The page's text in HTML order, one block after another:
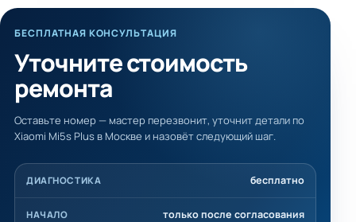
БЕСПЛАТНАЯ КОНСУЛЬТАЦИЯ
Уточните стоимость
ремонта
Оставьте номер — мастер перезвонит, уточнит детали по
Xiaomi Mi5s Plus в Москве и назовёт следующий шаг.
ДИАГНОСТИКА бесплатно
НАЧАЛО
только после согласования